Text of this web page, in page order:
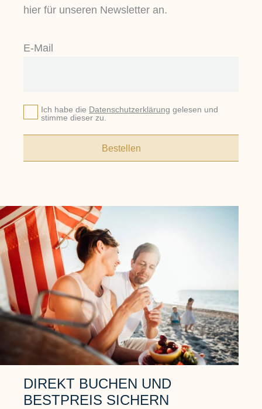
hier für unseren Newsletter an.
E-Mail
Ich habe die Datenschutzerklärung gelesen und
stimme dieser zu.
Bestellen
DIREKT BUCHEN UND
BESTPREIS SICHERN